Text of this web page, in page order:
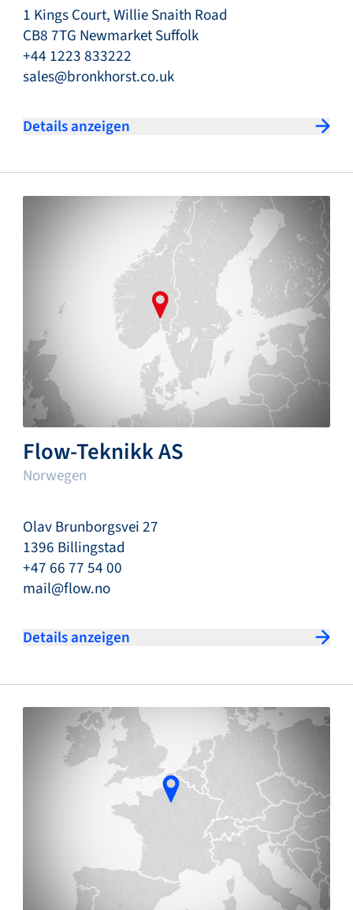
1 Kings Court, Willie Snaith Road
CB8 7TG Newmarket Suffolk
+44 1223 833222
sales@bronkhorst.co.uk
Details anzeigen
Flow-Teknikk AS
Norwegen
Olav Brunborgsvei 27
1396 Billingstad
+47 66 77 54 00
mail@flow.no
Details anzeigen